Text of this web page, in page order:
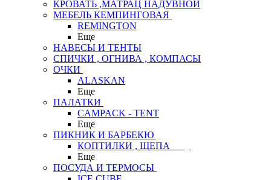
КРОВАТЬ ,МАТРАЦ НАДУВНОЙ
МЕБЕЛЬ КЕМПИНГОВАЯ
REMINGTON
Еще
НАВЕСЫ И ТЕНТЫ
СПИЧКИ , ОГНИВА , КОМПАСЫ
ОЧКИ
ALASKAN
Еще
ПАЛАТКИ
CAMPACK - TENT
Еще
ПИКНИК И БАРБЕКЮ
КОПТИЛКИ , ЩЕПА
Еще
ПОСУДА И ТЕРМОСЫ